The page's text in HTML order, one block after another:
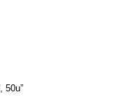
50u”